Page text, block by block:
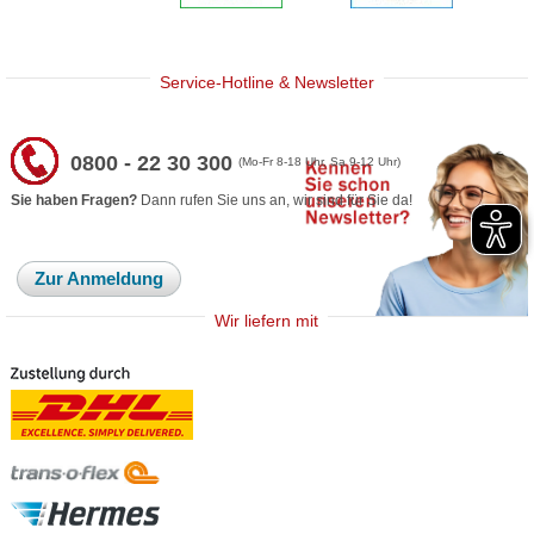
Service-Hotline & Newsletter
0800 - 22 30 300(Mo-Fr 8-18 Uhr, Sa 9-12 Uhr)
Sie haben Fragen? Dann rufen Sie uns an, wir sind für Sie da!
Zur Anmeldung
Wir liefern mit